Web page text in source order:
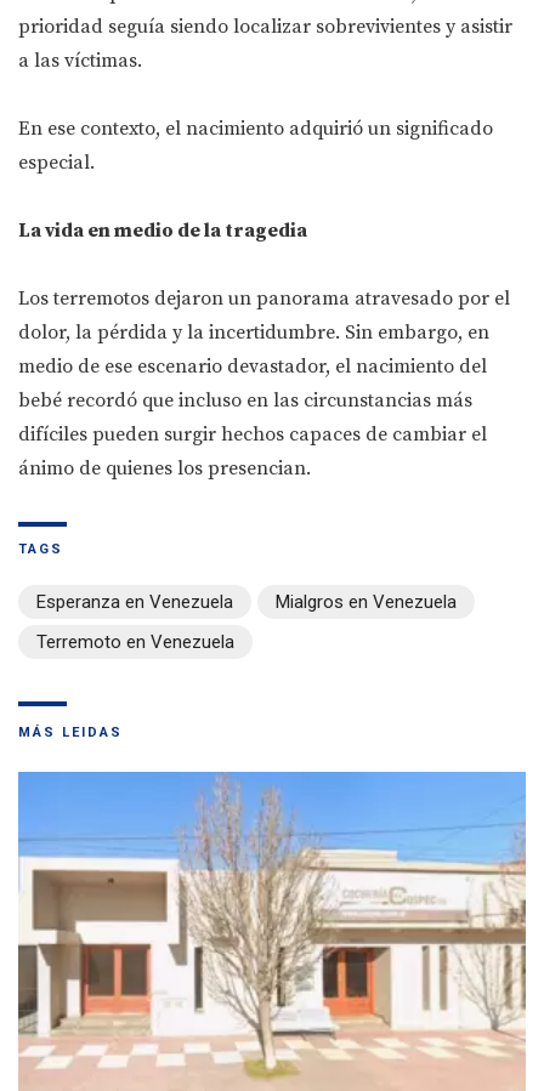
prioridad seguía siendo localizar sobrevivientes y asistir
a las víctimas.
En ese contexto, el nacimiento adquirió un significado
especial.
La vida en medio de la tragedia
Los terremotos dejaron un panorama atravesado por el
dolor, la pérdida y la incertidumbre. Sin embargo, en
medio de ese escenario devastador, el nacimiento del
bebé recordó que incluso en las circunstancias más
difíciles pueden surgir hechos capaces de cambiar el
ánimo de quienes los presencian.
TAGS
Esperanza en Venezuela
Mialgros en Venezuela
Terremoto en Venezuela
MÁS LEIDAS